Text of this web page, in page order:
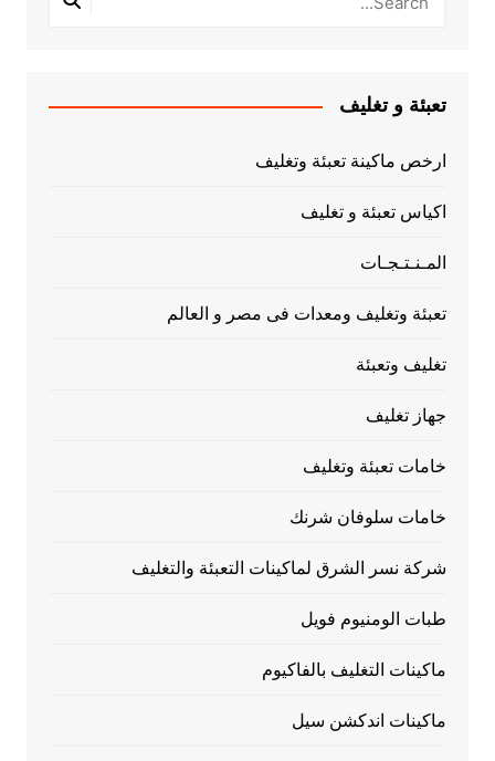
تعبئة و تغليف
ارخص ماكينة تعبئة وتغليف
اكياس تعبئة و تغليف
المـنـتـجـات
تعبئة وتغليف ومعدات فى مصر و العالم
تغليف وتعبئة
جهاز تغليف
خامات تعبئة وتغليف
خامات سلوفان شرنك
شركة نسر الشرق لماكينات التعبئة والتغليف
طبات الومنيوم فويل
ماكينات التغليف بالفاكيوم
ماكينات اندكشن سيل